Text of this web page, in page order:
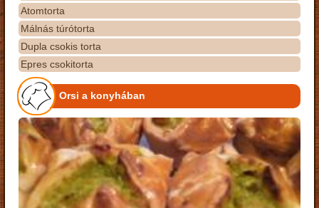
Atomtorta
Málnás túrótorta
Dupla csokis torta
Epres csokitorta
Orsi a konyhában